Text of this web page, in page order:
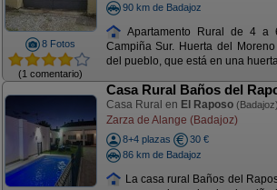
8 Fotos
(1 comentario)
90 km de Badajoz
Apartamento Rural de 4 a
Campiña Sur. Huerta del
del pueblo, que está en una
Casa Rural Baños del
Casa Rural en El Raposo (Badajoz)
Zarza de Alange (Badajoz)
8+4 plazas
30 €
86 km de Badajoz
La casa rural Baños del